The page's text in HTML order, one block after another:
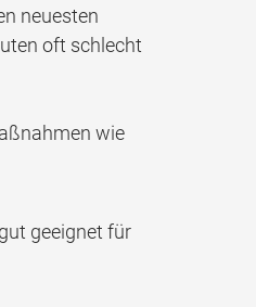
neuesten
oft schlecht
wie
geeignet für